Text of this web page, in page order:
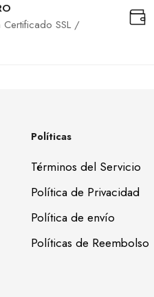
Certificado SSL /
Políticas
Términos del Servicio
Política de Privacidad
Política de envío
Políticas de Reembolso